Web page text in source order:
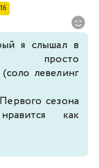
я слышал в
левелинг
сезона
как